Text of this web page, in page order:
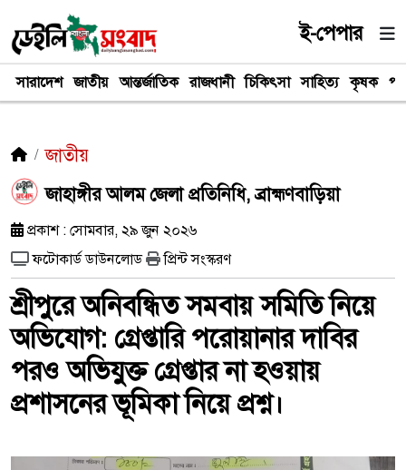
ই-পেপার
সারাদেশ জাতীয় আন্তর্জাতিক রাজধানী চিকিৎসা সাহিত্য কৃষক
জাতীয়
জাহাঙ্গীর আলম জেলা প্রতিনিধি, ব্রাহ্মণবাড়িয়া
প্রকাশ : সোমবার, ২৯ জুন ২০২৬
ফটোকার্ড ডাউনলোড
প্রিন্ট সংস্করণ
শ্রীপুরে অনিবন্ধিত সমবায় সমিতি নিয়ে
অভিযোগ: গ্রেপ্তারি পরোয়ানার দাবির
পরও অভিযুক্ত গ্রেপ্তার না হওয়ায়
প্রশাসনের ভূমিকা নিয়ে প্রশ্ন।